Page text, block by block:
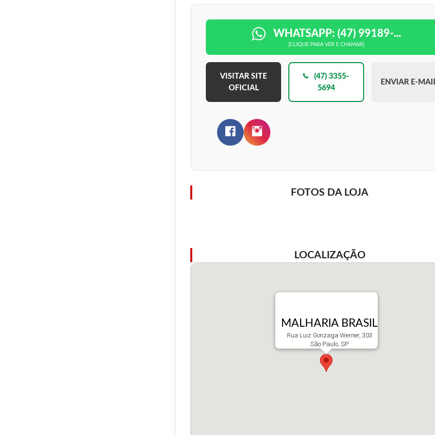
WHATSAPP: (47) 99189-...
[CLIQUE PARA VER E CHAMAR]
VISITAR SITE
OFICIAL
(47) 3355-
5694
ENVIAR E-
FOTOS DA LOJA
LOCALIZAÇÃO
MALHARIA BRASIL
Rua Luiz Gonzaga Werner, 303
São Paulo, SP